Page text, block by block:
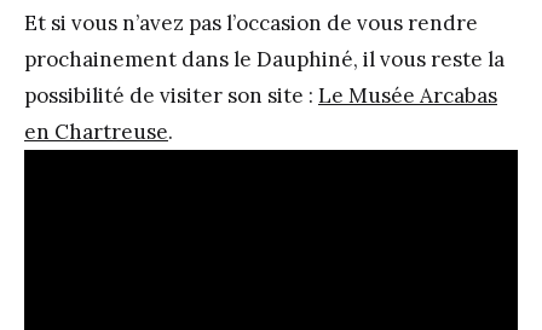
Et si vous n’avez pas l’occasion de vous rendre
prochainement dans le Dauphiné, il vous reste la
possibilité de visiter son site : Le Musée Arcabas
en Chartreuse.